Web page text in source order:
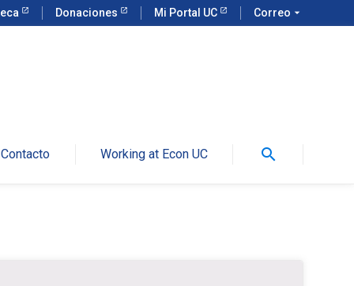
Donaciones Mi Portal UC Correo arrow_drop_down
Contacto Working at Econ UC search